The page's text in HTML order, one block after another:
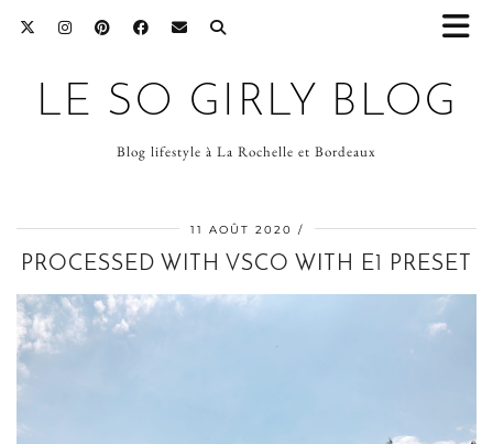
LE SO GIRLY BLOG
Blog lifestyle à La Rochelle et Bordeaux
11 AOÛT 2020
PROCESSED WITH VSCO WITH E1 PRESET